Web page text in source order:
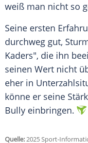
weiß man nicht so
Seine ersten
durchweg gut,
Kaders", die ihn
seinen Wert nicht
eher in
könne er seine
Bully einbringen.
Quelle:2025 Sport-